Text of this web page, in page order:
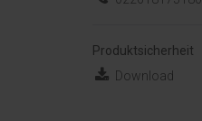
Produktsicherheit
Download